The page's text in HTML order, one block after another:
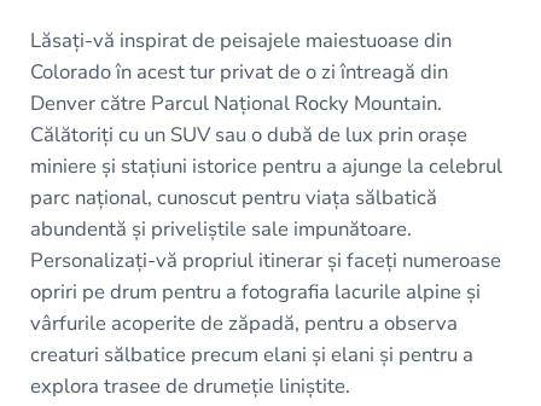
Lăsați-vă inspirat de peisajele maiestuoase din
Colorado în acest tur privat de o zi întreagă din
Denver către Parcul Național Rocky Mountain.
Călătoriți cu un SUV sau o dubă de lux prin orașe
miniere și stațiuni istorice pentru a ajunge la celebrul
parc național, cunoscut pentru viața sălbatică
abundentă și priveliștile sale impunătoare.
Personalizați-vă propriul itinerar și faceți numeroase
opriri pe drum pentru a fotografia lacurile alpine și
vârfurile acoperite de zăpadă, pentru a observa
creaturi sălbatice precum elani și elani și pentru a
explora trasee de drumeție liniștite.